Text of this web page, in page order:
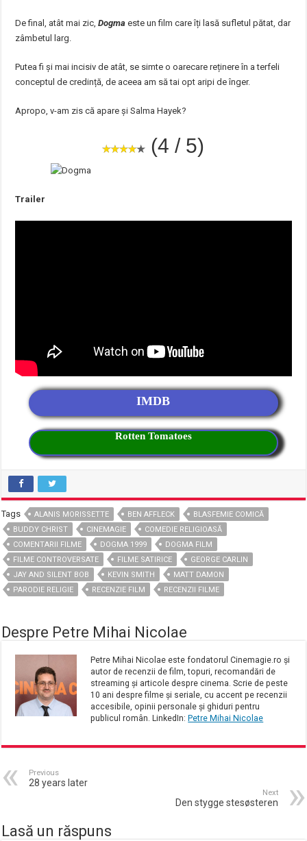
De final, atât mai zic,Dogma este un film care îți lasă sufletul pătat, dar
zâmbetul larg.
Putea fi și mai incisiv de atât, se simte o oarecare reținere în a terfeli
conceptul de credință, de aceea am să tai opt aripi de înger.
Apropo, v-am zis că apare și Salma Hayek?
(4 / 5)
Trailer
IMDB
Rotten Tomatoes
Tags ALANIS MORISSETTE BEN AFFLECK
BLASFEMIE COMICĂ
BUDDY CHRIST
CINEMAGIE
COMEDIE RELIGIOASĂ
COMENTARII FILME
DOGMA 1999
DOGMA FILM
FILME CONTROVERSATE
FILME SATIRICE
GEORGE CARLIN
JAY AND SILENT BOB
KEVIN SMITH
MATT DAMON
PARODIE RELIGIE
RECENZIE FILM RECENZII FILME
Despre Petre Mihai Nicolae
Petre Mihai Nicolae este fondatorul Cinemagie.ro și
autor de recenzii de film, topuri, recomandări de
streaming și articole despre cinema. Scrie de peste
10 ani despre filme și seriale, cu accent pe recenzii
accesibile, opinii personale și ghiduri pentru
publicul român. LinkedIn: Petre Mihai Nicolae
Previous
28 years later
Next
Den stygge stesøsteren
Lasă un răspuns